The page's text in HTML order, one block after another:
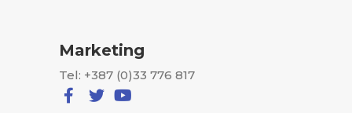
Marketing
Tel: +387 (0)33 776 817